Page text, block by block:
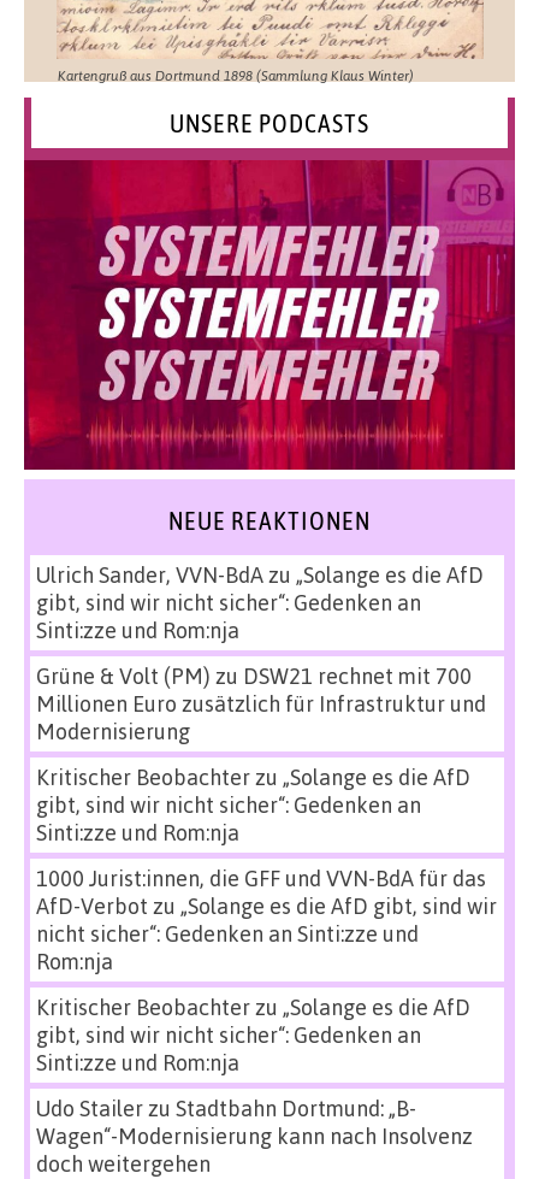
Kartengruß aus Dortmund 1898 (Sammlung Klaus Winter)
UNSERE PODCASTS
NEUE REAKTIONEN
Ulrich Sander, VVN-BdAzu „Solange es die AfD
gibt, sind wir nicht sicher“: Gedenken an
Sinti:zze und Rom:nja
Grüne & Volt (PM) zu DSW21 rechnet mit 700
Millionen Euro zusätzlich für Infrastruktur und
Modernisierung
Kritischer Beobachterzu „Solange es die AfD
gibt, sind wir nicht sicher“: Gedenken an
Sinti:zze und Rom:nja
1000 Jurist:innen, die GFF und VVN-BdA für das
AfD-Verbot zu „Solange es die AfD gibt, sind wir
nicht sicher“: Gedenken an Sinti:zze und
Rom:nja
Kritischer Beobachterzu „Solange es die AfD
gibt, sind wir nicht sicher“: Gedenken an
Sinti:zze und Rom:nja
Udo Stailerzu Stadtbahn Dortmund: „B-
Wagen“-Modernisierung kann nach Insolvenz
doch weitergehen